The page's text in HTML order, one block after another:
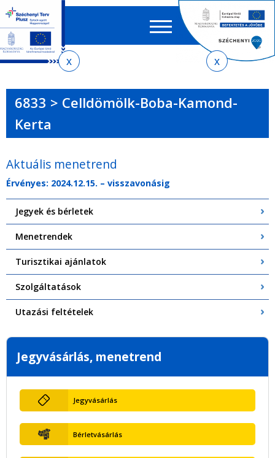
menetrendkeresőhöz
almenühöz
tartalomra
oldaltérképre
EN HU
űrlap
6833 > Celldömölk-Boba-Kamond-
Kerta
Aktuális menetrend
Érvényes: 2024.12.15. – visszavonásig
Jegyek és bérletek
Menetrendek
Turisztikai ajánlatok
Szolgáltatások
Utazási feltételek
Jegyvásárlás, menetrend
Jegyvásárlás
Bérletvásárlás